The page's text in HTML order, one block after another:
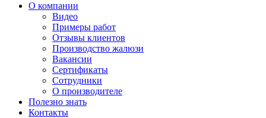
О компании
Видео
Примеры работ
Отзывы клиентов
Производство жалюзи
Вакансии
Сертификаты
Сотрудники
О производителе
Полезно знать
Контакты